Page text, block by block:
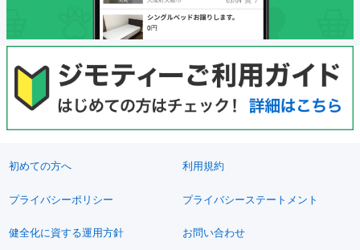
初めての方へ 利用規約
プライバシーポリシー プライバシーステートメント
健全化に資する運用方針 お問い合わせ